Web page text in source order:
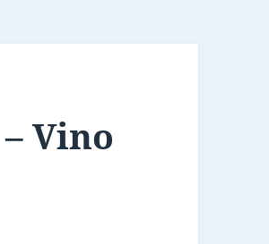
Vino